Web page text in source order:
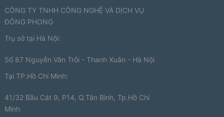
CÔNG TY TNHH CÔNG NGHỆ VÀ DỊCH VỤ
ĐÔNG PHONG
Trụ sở tại Hà Nội:
Số 87 Nguyễn Văn Trỗi - Thanh Xuân - Hà Nội
Tại TP.Hồ Chí Minh:
41/32 Bầu Cát 9, P14, Q.Tân Bình, Tp.Hồ Chí
Minh